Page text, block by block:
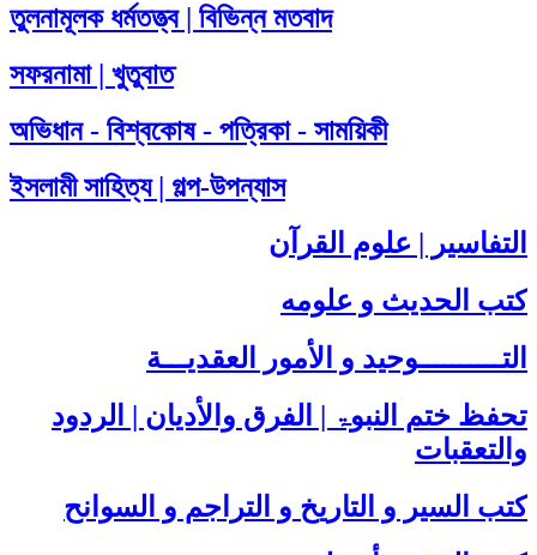
তুলনামূলক ধর্মতত্ত্ব | বিভিন্ন মতবাদ
সফরনামা | খুতুবাত
অভিধান - বিশ্বকোষ - পত্রিকা - সাময়িকী
ইসলামী সাহিত্য | গল্প-উপন্যাস
التفاسير | علوم القرآن
كتب الحديث و علومه
التــــــــــوحيد و الأمور العقديـــة
تحفظ ختم النبوۃ | الفرق والأديان | الردود
والتعقبات
كتب السير و التاريخ و التراجم و السوانح